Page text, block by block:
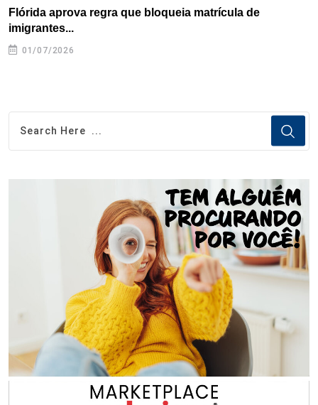
Flórida aprova regra que bloqueia matrícula de
imigrantes...
01/07/2026